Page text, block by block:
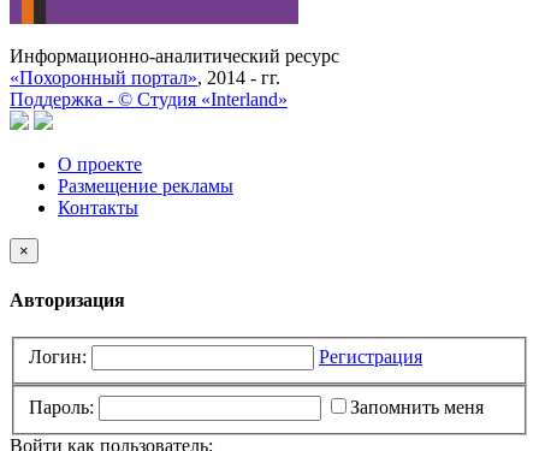
Информационно-аналитический ресурс
«Похоронный портал», 2014 - гг.
Поддержка - © Cтудия «Interland»
О проекте
Размещение рекламы
Контакты
×
Авторизация
Логин: Регистрация
Пароль:
Запомнить меня
Войти как пользователь: